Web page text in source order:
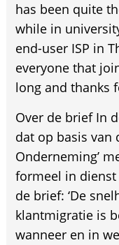
has been quite
while in
end-user ISP in
everyone that
long and thanks
Over de brief In
dat op basis van
Onderneming’
formeel in dienst
de brief: ‘De
klantmigratie is
wanneer en in